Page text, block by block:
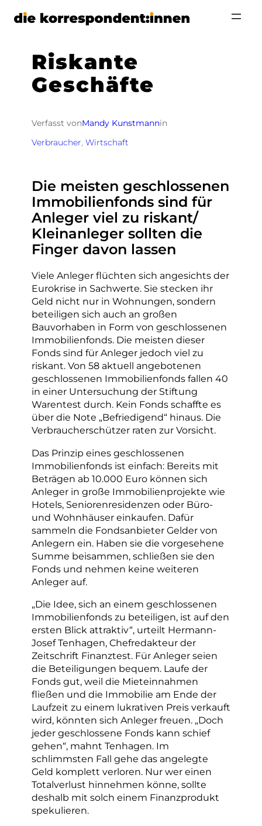
Zum
Riskante
Geschäfte
Verfasst vonMandy Kunstmannin
Verbraucher, Wirtschaft
Die meisten geschlossenen
Immobilienfonds sind für
Anleger viel zu riskant/
Kleinanleger sollten die
Finger davon lassen
Viele Anleger flüchten sich angesichts der
Eurokrise in Sachwerte. Sie stecken ihr
Geld nicht nur in Wohnungen, sondern
beteiligen sich auch an großen
Bauvorhaben in Form von geschlossenen
Immobilienfonds. Die meisten dieser
Fonds sind für Anleger jedoch viel zu
riskant. Von 58 aktuell angebotenen
geschlossenen Immobilienfonds fallen 40
in einer Untersuchung der Stiftung
Warentest durch. Kein Fonds schaffte es
über die Note „Befriedigend“ hinaus. Die
Verbraucherschützer raten zur Vorsicht.
Das Prinzip eines geschlossenen
Immobilienfonds ist einfach: Bereits mit
Beträgen ab 10.000 Euro können sich
Anleger in große Immobilienprojekte wie
Hotels, Seniorenresidenzen oder Büro-
und Wohnhäuser einkaufen. Dafür
sammeln die Fondsanbieter Gelder von
Anlegern ein. Haben sie die vorgesehene
Summe beisammen, schließen sie den
Fonds und nehmen keine weiteren
Anleger auf.
„Die Idee, sich an einem geschlossenen
Immobilienfonds zu beteiligen, ist auf den
ersten Blick attraktiv“, urteilt Hermann-
Josef Tenhagen, Chefredakteur der
Zeitschrift Finanztest. Für Anleger seien
die Beteiligungen bequem. Laufe der
Fonds gut, weil die Mieteinnahmen
fließen und die Immobilie am Ende der
Laufzeit zu einem lukrativen Preis verkauft
wird, könnten sich Anleger freuen. „Doch
jeder geschlossene Fonds kann schief
gehen“, mahnt Tenhagen. Im
schlimmsten Fall gehe das angelegte
Geld komplett verloren. Nur wer einen
Totalverlust hinnehmen könne, sollte
deshalb mit solch einem Finanzprodukt
spekulieren.